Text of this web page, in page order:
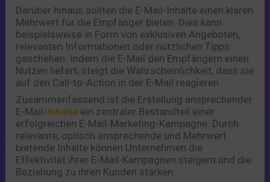
Darüber hinaus sollten die E-Mail-Inhalte einen klaren
Mehrwert für die Empfänger bieten. Dies kann
beispielsweise in Form von exklusiven Angeboten,
relevanten Informationen oder nützlichen Tipps
geschehen. Indem die E-Mail den Empfängern einen
Nutzen liefert, steigt die Wahrscheinlichkeit, dass sie
auf den Call-to-Action in der E-Mail reagieren.
Zusammenfassend ist die Erstellung ansprechender
E-Mail-Inhalte ein zentraler Bestandteil einer
erfolgreichen E-Mail-Marketing-Kampagne. Durch
relevante, optisch ansprechende und Mehrwert
bietende Inhalte können Unternehmen die
Effektivität ihrer E-Mail-Kampagnen steigern und die
Beziehung zu ihren Kunden stärken.